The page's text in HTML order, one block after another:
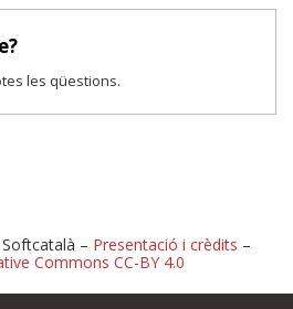
les qüestions.
– Presentació i crèdits –
Commons CC-BY 4.0